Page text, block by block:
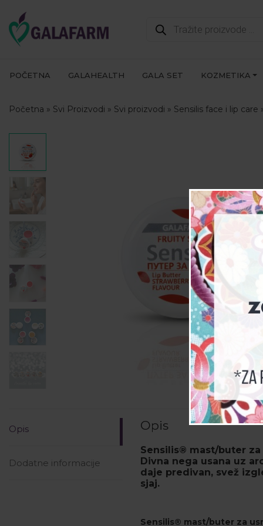
search
POČETNA GALAHEALTH GALA SET KOZMETIKA
Početna » Svi Proizvodi » Svi proizvodi » Sensilis face i lip care
Opis
Dodatne informacije
Opis
Sensilis® mast/buter
Divna nega usana uz
daje predivan, svež
sjaj.
Sensilis® mast/buter za